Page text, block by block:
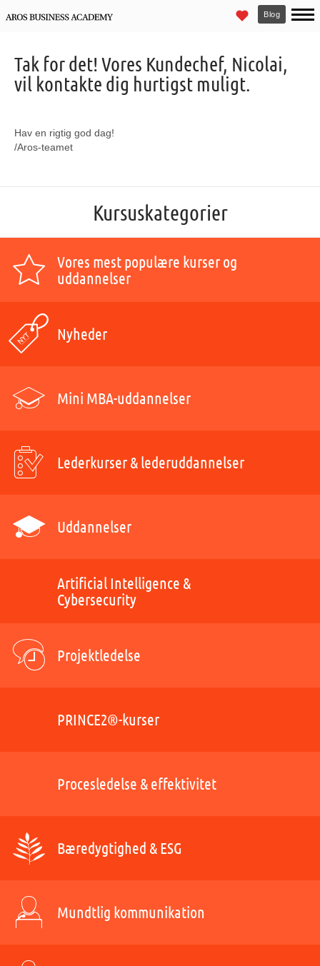
Blog
Tak for det! Vores Kundechef, Nicolai,
vil kontakte dig hurtigst muligt.
Hav en rigtig god dag!
/Aros-teamet
Kursuskategorier
Vores mest populære kurser og
uddannelser
Nyheder
Mini MBA-uddannelser
Lederkurser & lederuddannelser
Uddannelser
Artificial Intelligence &
Cybersecurity
Projektledelse
PRINCE2®-kurser
Procesledelse & effektivitet
Bæredygtighed & ESG
Mundtlig kommunikation